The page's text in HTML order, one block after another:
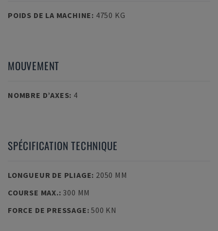
POIDS DE LA MACHINE: 4750 KG
MOUVEMENT
NOMBRE D’AXES: 4
SPÉCIFICATION TECHNIQUE
LONGUEUR DE PLIAGE: 2050 MM
COURSE MAX.: 300 MM
FORCE DE PRESSAGE:500 KN